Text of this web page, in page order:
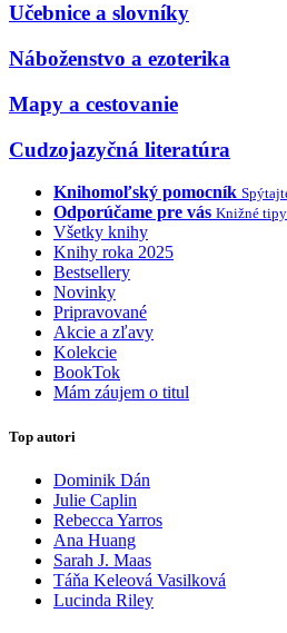
Učebnice a slovníky
Náboženstvo a ezoterika
Mapy a cestovanie
Cudzojazyčná literatúra
Knihomoľský pomocník
Odporúčame pre vás Knižné
Všetky knihy
Knihy roka 2025
Bestsellery
Novinky
Pripravované
Akcie a zľavy
Kolekcie
BookTok
Mám záujem o titul
Top autori
Dominik Dán
Julie Caplin
Rebecca Yarros
Ana Huang
Sarah J. Maas
Táňa Keleová Vasilková
Lucinda Riley